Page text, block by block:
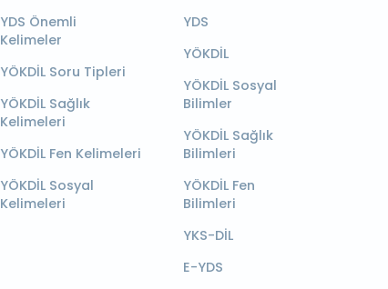
YDS Önemli
Kelimeler
YÖKDİL Soru Tipleri
YÖKDİL Sağlık
Kelimeleri
YÖKDİL Fen Kelimeleri
YÖKDİL Sosyal
Kelimeleri
YDS
YÖKDİL
YÖKDİL Sosyal
Bilimler
YÖKDİL Sağlık
Bilimleri
YÖKDİL Fen
Bilimleri
YKS-DİL
E-YDS